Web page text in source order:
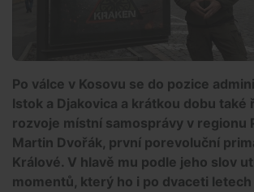
Po válce v Kosovu se do pozice
Istok a Djakovica a krátkou dobu
rozvoje místní samosprávy v regionu
Martin Dvořák, první porevoluční
Králové. V hlavě mu podle jeho slov
momentů, který ho i po dvaceti letech